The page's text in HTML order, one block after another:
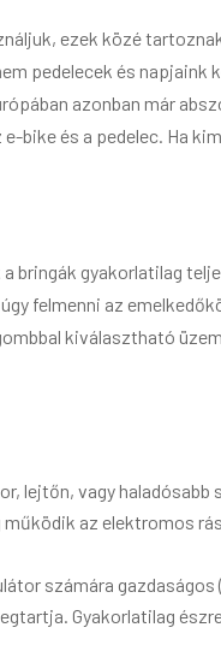
ezek közé
pedelecek és napjaink
azonban már
bike és a pedelec. Ha
bringák gyakorlatilag
felmenni az
kiválasztható
lejtőn, vagy
az elektromos
számára
Gyakorlatilag